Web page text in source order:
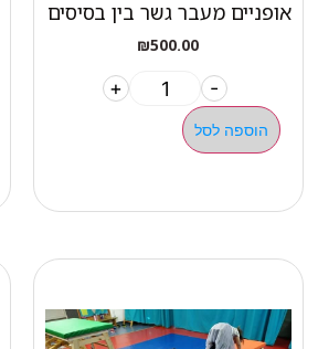
אופניים מעבר גשר בין בסיסים
₪500.00
-
+
הוספה לסל